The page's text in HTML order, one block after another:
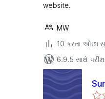
website.
MW
10 કરતા ઓછા
6.9.5 સાથે